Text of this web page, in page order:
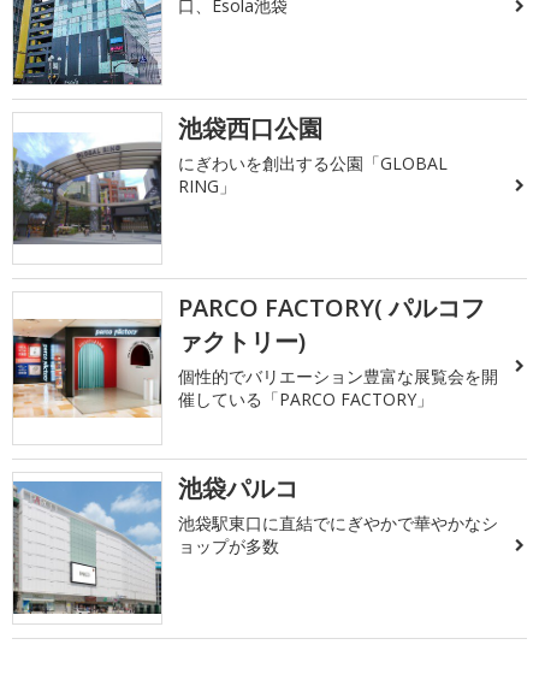
口、Esola池袋
池袋西口公園
にぎわいを創出する公園「GLOBAL
RING」
PARCO FACTORY( パルコフ
ァクトリー)
個性的でバリエーション豊富な展覧会を開
催している「PARCO FACTORY」
池袋パルコ
池袋駅東口に直結でにぎやかで華やかなシ
ョップが多数